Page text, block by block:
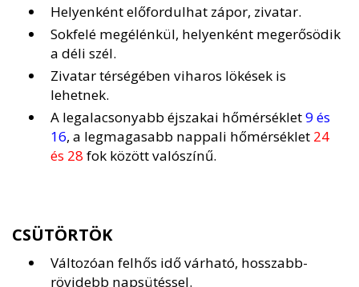
Helyenként előfordulhat zápor, zivatar.
Sokfelé megélénkül, helyenként megerősödik
a déli szél.
Zivatar térségében viharos lökések is
lehetnek.
A legalacsonyabb éjszakai hőmérséklet9 és
16, a legmagasabb nappali hőmérséklet 24
és 28 fok között valószínű.
CSÜTÖRTÖK
Változóan felhős idő várható, hosszabb-
rövidebb napsütéssel.